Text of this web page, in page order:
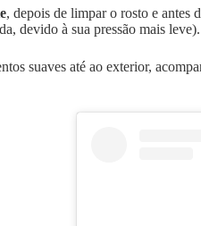
, depois de limpar o rosto e antes
devido à sua pressão mais leve).
suaves até ao exterior,